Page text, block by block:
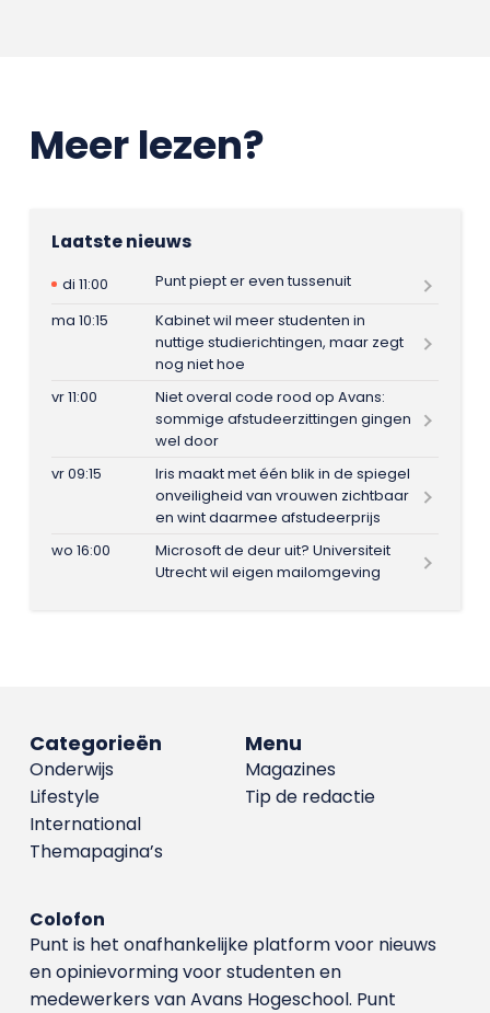
Meer lezen?
Laatste nieuws
di 11:00
Punt piept er even tussenuit
ma 10:15
Kabinet wil meer studenten in
nuttige studierichtingen, maar zegt
nog niet hoe
vr 11:00
Niet overal code rood op Avans:
sommige afstudeerzittingen gingen
wel door
vr 09:15
Iris maakt met één blik in de spiegel
onveiligheid van vrouwen zichtbaar
en wint daarmee afstudeerprijs
wo 16:00
Microsoft de deur uit? Universiteit
Utrecht wil eigen mailomgeving
Menu
Magazines
Tip de redactie
Categorieën
Onderwijs
Lifestyle
International
Themapagina’s
Colofon
Punt is het onafhankelijke platform voor nieuws
en opinievorming voor studenten en
medewerkers van Avans Hoge­school. Punt